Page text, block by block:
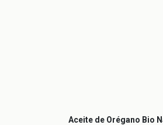
Aceite de Orégano Bio